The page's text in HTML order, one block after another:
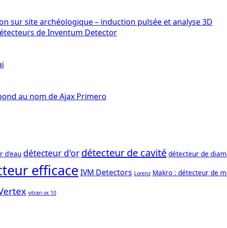
de Inventum Detector
au nom de Ajax Primero
d'eau détecteur d'or détecteur de cavité détecteur de
efficace IVM Detectors Lorenz Makro : détecteur de
vitran vx 10